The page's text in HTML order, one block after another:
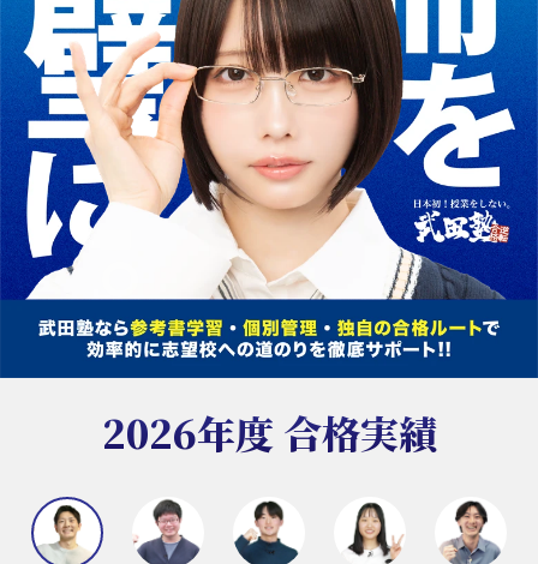
2026年度 合格実績